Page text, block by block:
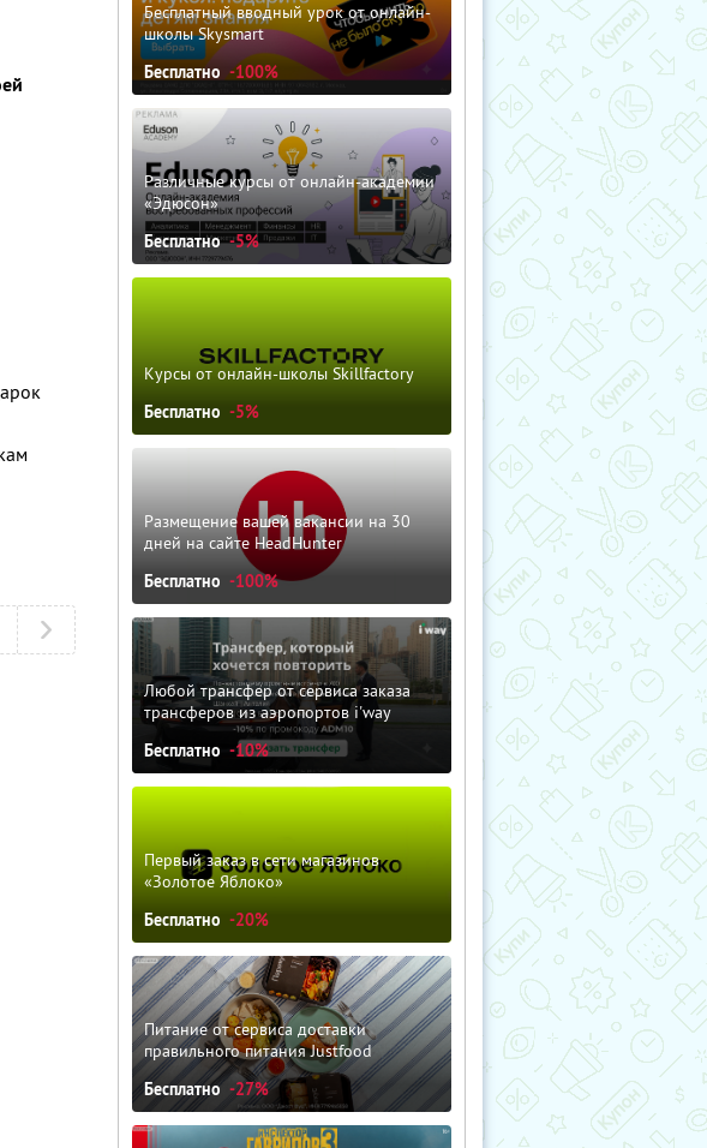
Бесплатный вводный урок от онлайн-
школы Skysmart
Бесплатно -100%
Различные курсы от онлайн-академии
«Эдюсон»
Бесплатно -5%
Курсы от онлайн-школы Skillfactory
Бесплатно -5%
Размещение вашей вакансии на 30
дней на сайте HeadHunter
Бесплатно -100%
Любой трансфер от сервиса заказа
трансферов из аэропортов i'way
Бесплатно -10%
Первый заказ в сети магазинов
«Золотое Яблоко»
Бесплатно -20%
Питание от сервиса доставки
правильного питания Justfood
Бесплатно -27%